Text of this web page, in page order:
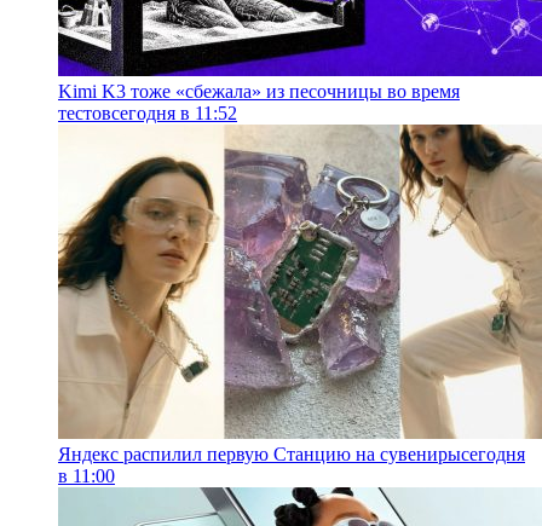
Kimi K3 тоже «сбежала» из песочницы во время
тестовсегодня в 11:52
Яндекс распилил первую Станцию на сувенирысегодня
в 11:00